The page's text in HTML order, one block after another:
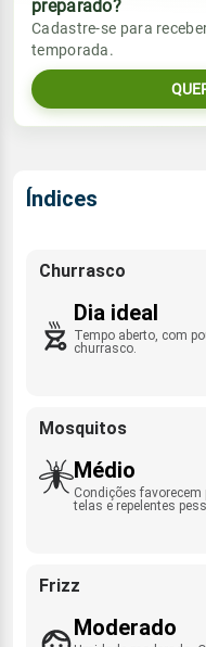
Rajada de vento
Sol
06:06h às 18:01h
Chuva
0.0mm
Rajada de vento
Sol
preparado?
Cadastre-se para
temporada.
Índices
Churrasco
Dia ideal
Tempo aberto, com
churrasco.
Mosquitos
Médio
Condições
telas e repelentes
Frizz
Moderado